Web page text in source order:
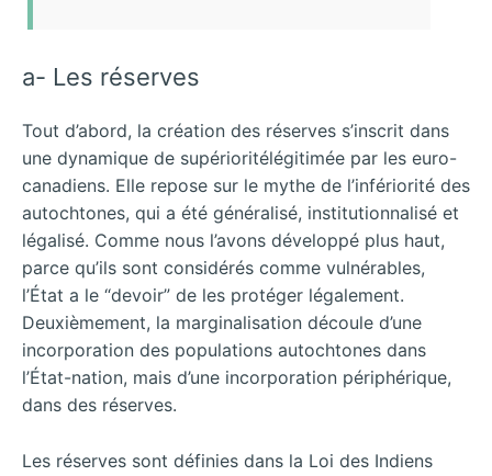
a- Les réserves
Tout d’abord, la création des réserves s’inscrit dans
une dynamique de supérioritélégitimée par les euro-
canadiens. Elle repose sur le mythe de l’infériorité des
autochtones, qui a été généralisé, institutionnalisé et
légalisé. Comme nous l’avons développé plus haut,
parce qu’ils sont considérés comme vulnérables,
l’État a le “devoir” de les protéger légalement.
Deuxièmement, la marginalisation découle d’une
incorporation des populations autochtones dans
l’État-nation, mais d’une incorporation périphérique,
dans des réserves.
Les réserves sont définies dans la Loi des Indiens